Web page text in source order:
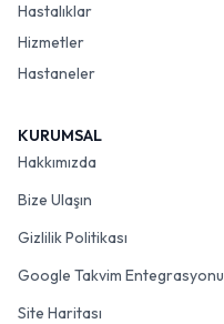
Hastalıklar
Hizmetler
Hastaneler
KURUMSAL
Hakkımızda
Bize Ulaşın
Gizlilik Politikası
Google Takvim Entegrasyonu
Site Haritası